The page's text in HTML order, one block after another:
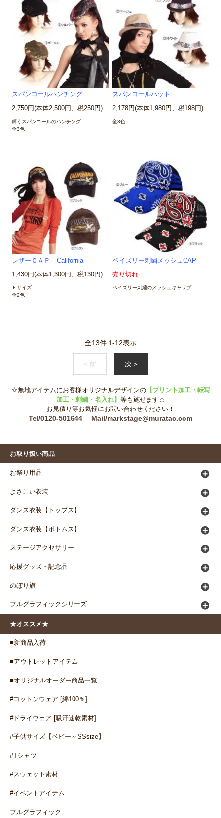
スパンコールハンチング
2,750円(本体2,500円、税250円)
輝くスパンコールのハンチング
全3色
スパンコールハット
2,178円(本体1,980円、税198円)
全3色
レザーＣＡＰ California
1,430円(本体1,300円、税130円)
Ｆサイズ
全2色
ペイズリー刺繍メッシュCAP
売り切れ
ペイズリー刺繍のメッシュキャップ
全13件 1-12表示
< 前 次 >
☆無地アイテムにお客様オリジナルデザインの【プリント加工・転写
加工・刺繍・名入れ】 等も施せます☆
お見積り等お気軽にお問い合わせください！
Tel/0120-501644 Mail/markstage@muratac.com
お取り扱い商品
お祭り用品
よさこい衣装
ダンス衣装【トップス】
ダンス衣装【ボトムス】
ステージアクセサリー
応援グッズ・記念品
のぼり旗
フルグラフィックシリーズ
★オススメ★
■新商品入荷
■アウトレットアイテム
■オリジナルオーダー商品一覧
#コットンウェア [綿100％]
#ドライウェア [吸汗速乾素材]
#子供サイズ【ベビー～SSsize】
#Tシャツ
#スウェット素材
#イベントアイテム
フルグラフィック